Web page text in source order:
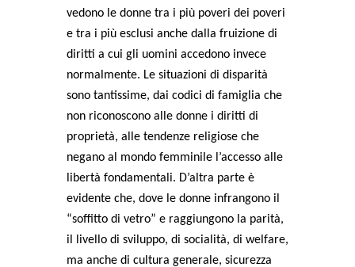
vedono le donne tra i più poveri dei poveri
e tra i più esclusi anche dalla fruizione di
diritti a cui gli uomini accedono invece
normalmente. Le situazioni di disparità
sono tantissime, dai codici di famiglia che
non riconoscono alle donne i diritti di
proprietà, alle tendenze religiose che
negano al mondo femminile l’accesso alle
libertà fondamentali. D’altra parte è
evidente che, dove le donne infrangono il
“soffitto di vetro” e raggiungono la parità,
il livello di sviluppo, di socialità, di welfare,
ma anche di cultura generale, sicurezza